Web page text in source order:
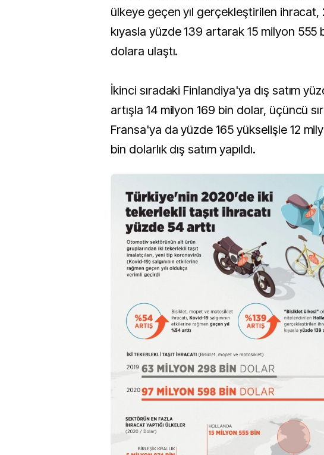
ülkeye geçen yıl gerçekleştirilen ihracat,
kıyasla yüzde 139 artarak 15 milyon 555
dolara ulaştı.
İkinci sıradaki Finlandiya'ya dış satım
artışla 14 milyon 169 bin dolar, üçüncü
Fransa'ya da yüzde 165 yükselişle 12
bin dolarlık dış satım yapıldı.